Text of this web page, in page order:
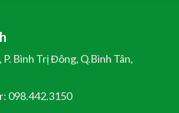
Bình Trị Đông, Q.Bình Tân,
098.442.3150